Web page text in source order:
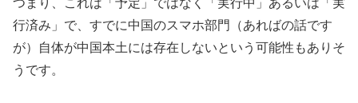
つまり、これは「予定」ではなく「実行中」あるいは「実
行済み」で、すでに中国のスマホ部門（あればの話です
が）自体が中国本土には存在しないという可能性もありそ
うです。